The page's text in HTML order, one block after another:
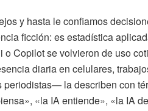
y hasta le confiamos
ficción: es estadística
o Copilot se volvieron de uso
diaria en celulares,
la describen con
«la IA entiende», «la IA